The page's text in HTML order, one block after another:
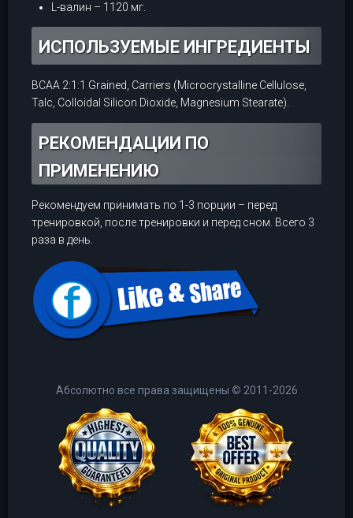
L-валин – 1120 мг.
ИСПОЛЬЗУЕМЫЕ ИНГРЕДИЕНТЫ
BCAA 2:1:1 Grained, Carriers (Microcrystalline Cellulose,
Talc, Colloidal Silicon Dioxide, Magnesium Stearate).
РЕКОМЕНДАЦИИ ПО
ПРИМЕНЕНИЮ
Рекомендуем принимать по 1-3 порции – перед
тренировкой, после тренировки и перед сном. Всего 3
раза в день.
Абсолютно все права защищены © 2011-2026